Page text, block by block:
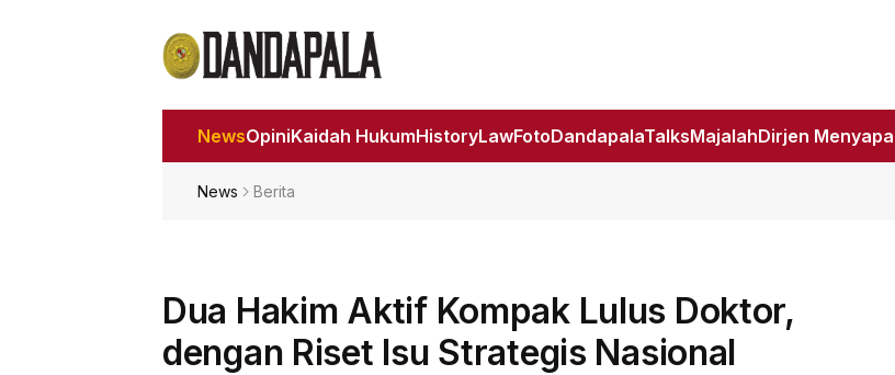
NewsOpiniKaidah HukumHistoryLawFotoDandapalaTalksMajalahDirjen Menyapa
News Berita
Dua Hakim Aktif Kompak Lulus Doktor,
dengan Riset Isu Strategis Nasional